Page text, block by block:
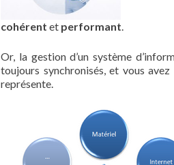
cohérent et performant.
Or, la gestion d’un système
toujours synchronisés, et vous
représente.